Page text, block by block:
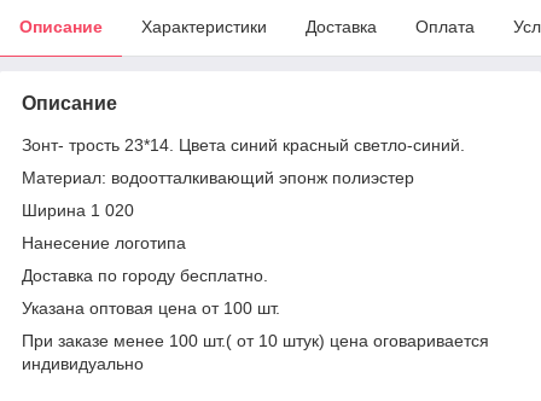
Описание Характеристики Доставка Оплата
Описание
Зонт- трость 23*14. Цвета синий красный светло-синий.
Материал: водоотталкивающий эпонж полиэстер
Ширина 1 020
Нанесение логотипа
Доставка по городу бесплатно.
Указана оптовая цена от 100 шт.
При заказе менее 100 шт.( от 10 штук) цена оговаривается
индивидуально